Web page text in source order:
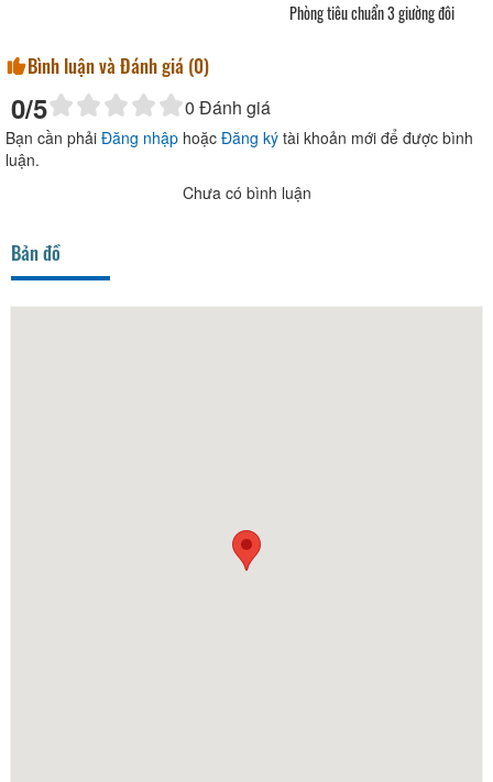
Phòng tiêu chuẩn 3 giường đôi
Bình luận và Đánh giá (0)
0/5 0 Đánh giá
Bạn cần phải Đăng nhập hoặc Đăng ký tài khoản mới để được bình
luận.
Chưa có bình luận
Bản đồ